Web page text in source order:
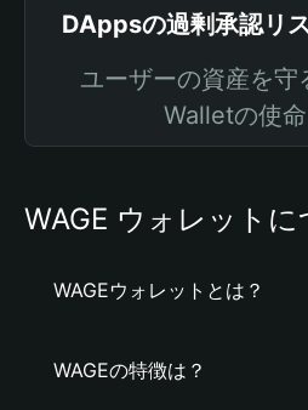
DAppsの過剰承認リ
ユーザーの資産を
Walletの使命
WAGE ウォレットに
WAGEウォレットとは？
WAGEの特徴は？